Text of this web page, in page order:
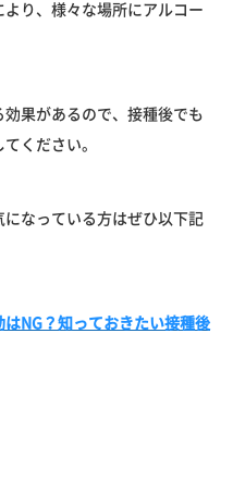
り、様々な場所にアルコー
果があるので、接種後でも
ください。
なっている方はぜひ以下記
NG？知っておきたい接種後